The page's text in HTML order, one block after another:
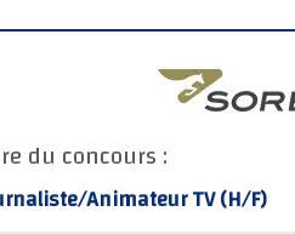
Titre du concours :
Journaliste/Animateur TV (H/F)